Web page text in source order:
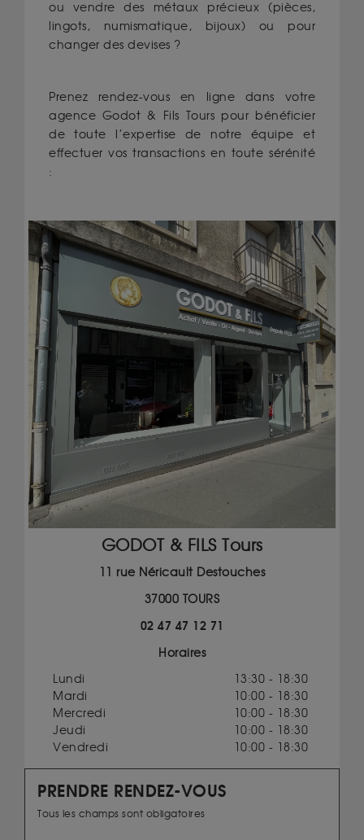
ou vendre des métaux précieux (pièces,
lingots, numismatique, bijoux) ou pour
changer des devises ?
Prenez rendez-vous en ligne dans votre
agence Godot & Fils Tours pour bénéficier
de toute l’expertise de notre équipe et
effectuer vos transactions en toute sérénité
:
PRENDRE RENDEZ-VOUS
Tous les champs sont obligatoires
GODOT & FILS Tours
11 rue Néricault Destouches
37000 TOURS
02 47 47 12 71
Horaires
Lundi
13:30 - 18:30
Mardi
10:00 - 18:30
Mercredi
10:00 - 18:30
Jeudi
10:00 - 18:30
Vendredi
10:00 - 18:30